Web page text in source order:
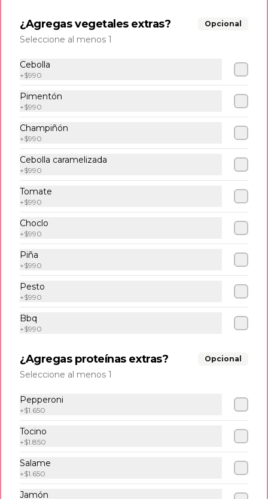
Tabla pa´ los panas
Papas fritas
500 gr de papa fritas acompañadas
¿Agregas vegetales extras? Opcional
Seleccione al menos 1
Cebolla
+$990
Pimentón
+$990
Champiñón
+$990
Cebolla caramelizada
+$990
Tomate
+$990
Choclo
+$990
Piña
+$990
Pesto
+$990
Bbq
+$990
¿Agregas proteínas extras? Opcional
Seleccione al menos 1
Pepperoni
+$1.650
Tocino
+$1.850
Salame
+$1.650
Jamón